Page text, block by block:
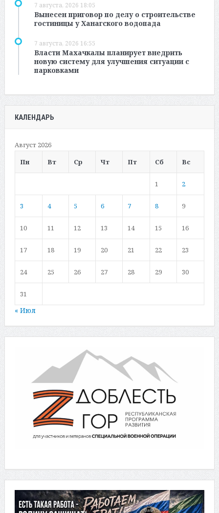
7 августа, 2026 18:05
Вынесен приговор по делу о строительстве
гостиницы у Ханагского водопада
7 августа, 2026 16:55
Власти Махачкалы планирует внедрить
новую систему для улучшения ситуации с
парковками
КАЛЕНДАРЬ
Август 2026
Пн
Вт Ср Чт Пт Сб Вс
1 2
3 4 5 6 7 8 9
10 11 12 13 14 15 16
17 18 19 20 21 22 23
24 25 26 27 28 29 30
31
« Июл